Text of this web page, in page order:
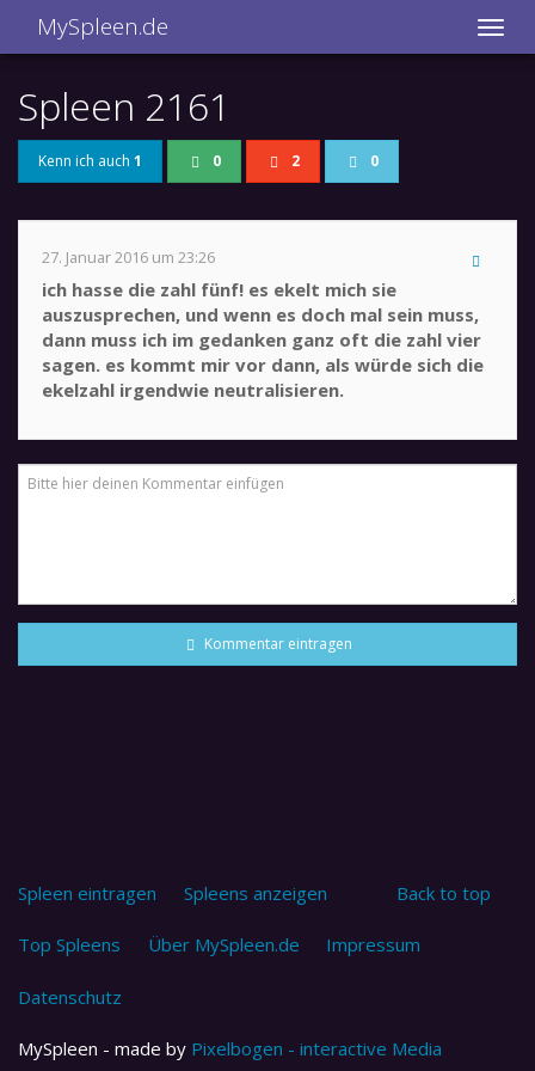
MySpleen.de
Spleen 2161
Kenn ich auch 1 0 2 0
27. Januar 2016 um 23:26
ich hasse die zahl fünf! es ekelt mich sie
auszusprechen, und wenn es doch mal sein muss,
dann muss ich im gedanken ganz oft die zahl vier
sagen. es kommt mir vor dann, als würde sich die
ekelzahl irgendwie neutralisieren.
Kommentar eintragen
Back to top
Spleen eintragen Spleens anzeigen
Top Spleens Über MySpleen.de Impressum
Datenschutz
MySpleen - made by Pixelbogen - interactive Media